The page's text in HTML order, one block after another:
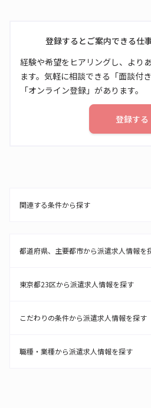
登録するとご案内できる仕
経験や希望をヒアリングし、より
ます。気軽に相談できる「面談付
「オンライン登録」があります。
登録する
関連する条件から探す
都道府県、主要都市から派遣求人情報を
東京都23区から派遣求人情報を探す
こだわりの条件から派遣求人情報を探す
職種・業種から派遣求人情報を探す